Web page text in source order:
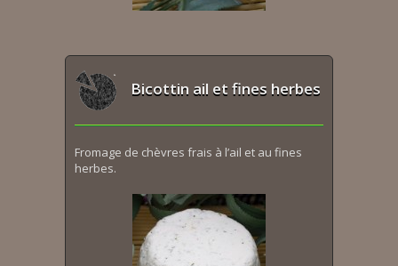
Bicottin ail et fines herbes
Fromage de chèvres frais à l’ail et au fines
herbes.